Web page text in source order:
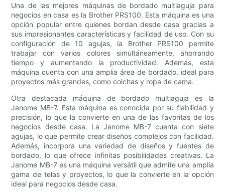
Una de las mejores máquinas de bordado multiaguja para
negocios en casa es la Brother PRS100. Esta máquina es una
opción popular entre quienes bordan desde casa gracias a
sus impresionantes características y facilidad de uso. Con su
configuración de 10 agujas, la Brother PRS100 permite
trabajar con varios colores simultáneamente, ahorrando
tiempo y aumentando la productividad. Además, esta
máquina cuenta con una amplia área de bordado, ideal para
proyectos más grandes, como colchas y ropa de cama.
Otra destacada máquina de bordado multiaguja es la
Janome MB-7. Esta máquina es conocida por su fiabilidad y
precisión, lo que la convierte en una de las favoritas de los
negocios desde casa. La Janome MB-7 cuenta con siete
agujas, lo que permite crear diseños complejos con facilidad.
Además, incorpora una variedad de diseños y fuentes de
bordado, lo que ofrece infinitas posibilidades creativas. La
Janome MB-7 es una máquina versátil que admite una amplia
gama de telas y proyectos, lo que la convierte en la opción
ideal para negocios desde casa.